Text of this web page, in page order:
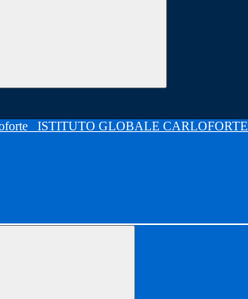
ISTITUTO GLOBALE CARLOFORTE